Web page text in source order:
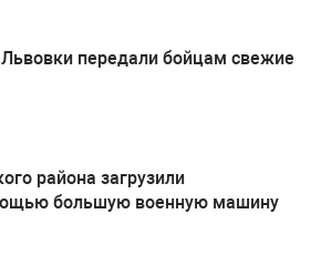
бойцам свежие
района загрузили
большую военную машину